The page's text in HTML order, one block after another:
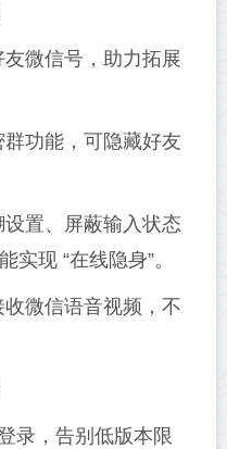
微信号，助力拓展
功能，可隐藏好友
置、屏蔽输入状态
现 “在线隐身”。
微信语音视频，不
录，告别低版本限